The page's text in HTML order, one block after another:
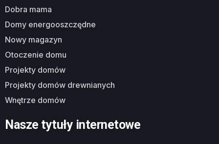
dobra mama
domy energooszczędne
nowy magazyn
otoczenie domu
projekty domów
projekty domów drewnianych
wnętrze domów
Nasze tytuły internetowe